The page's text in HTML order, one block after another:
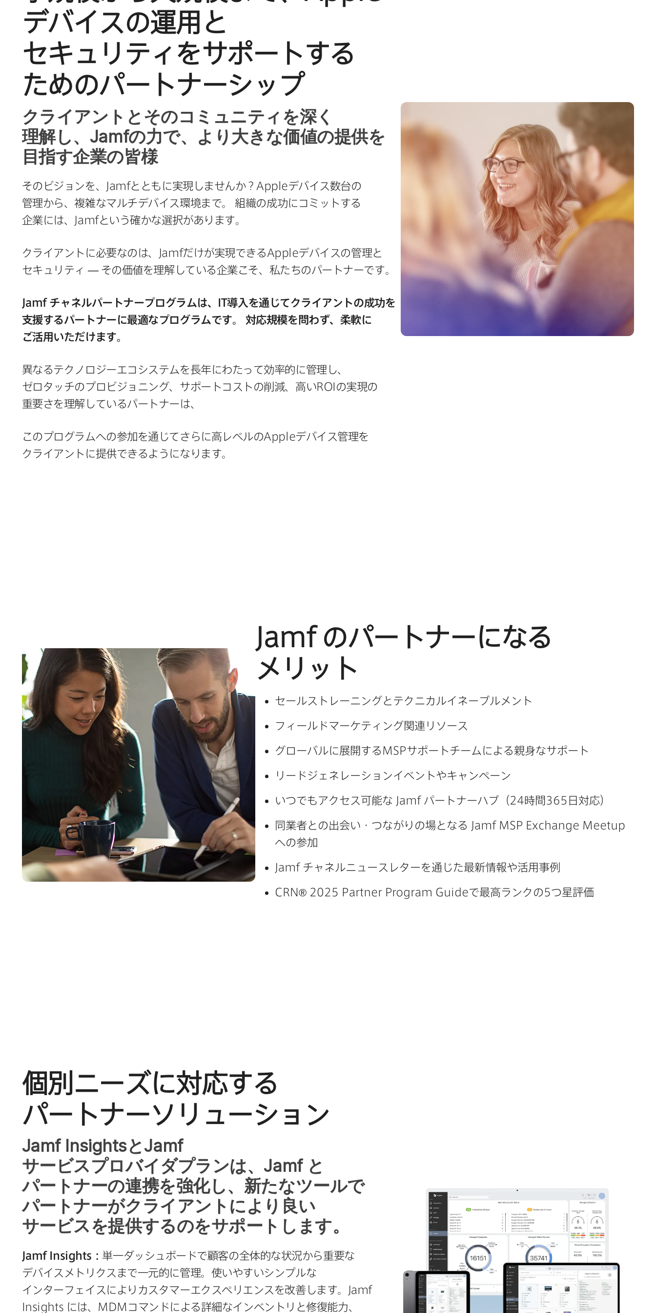
デバイスの​運用と​
セキュリティを​サポートする​
ための​パートナーシップ
クライアントと​その​コミュニティを​深く​
理解し、 Jamfの​力で、​より​大きな​価値の​提供を​
目指す企業の​皆様
その​ビジョンを、 Jamfとともに​実現しませんか？ Appleデバイス数台の​
管理から、​複雑な​マルチデバイス環境まで。
組織の​成功に​コミットする​
企業には、
Jamfと​いう​確かな​選択が​あります。
クライアントに​必要なのは、 Jamfだけが​実現できるAppleデバイスの​管理と​
セキュリティ — その​価値を​理解している​企業こそ、​私たちの​パートナーです。
Jamf チャネルパートナープログラムは、 IT導入を​通じて​クライアントの​成功を​
支援する​パートナーに​最適な​プログラムです。
対応規模を​問わず、​柔軟に​
ご活用いただけます。
異なる​テクノロジーエコシステムを​長年に​わたって​効率的に​管理し、​
ゼロタッチの​プロビジョニング、​サポートコストの​削減、​高いROI の​実現の​
重要さを​理解している​パートナーは、
この​プログラムへの​参加を​通じてさらに​高レベルのAppleデバイス管理を​
クライアントに​提供できるようになります。
Jamf の​パートナーに​なる​
メリット
セールストレーニングと​テクニカルイネーブルメント
フィールドマーケティング関連リソース
グローバルに​展開する MSPサポートチームに​よる​親身な​サポート
リードジェネレーションイベントや​キャンペーン
いつでも​アクセス可能な Jamf パートナーハブ​（24時間 365 日対応）
同業者との​出会い​・つながりの​場と​なる Jamf MSP Exchange Meetup
への​参加
Jamf チャネルニュースレターを​通じた​最新情報や​活用事例
CRN® 2025 Partner Program Guideで​最高ランクの5つ星評価
個別ニーズに​対応する​
パートナーソリューション
Jamf InsightsとJamf
サービスプロバイダプランは、 Jamf と​
パートナーの​連携を​強化し、​新たな​ツールで​
パートナーが​クライアントに​より​良い​
サービスを​提供するのを​サポートします。
Jamf Insights ： 単一ダッシュボードで​顧客の​全体​的な​状況から​重要な​
デバイスメトリクスまで​一元的に​管理。​使いやすい​シンプルな​
インターフェイスに​より​カスタマーエクスペリエンスを​改善します。
Jamf
Insights には、 MDM コマンドに​よる​詳細な​インベントリと​修復能力、​